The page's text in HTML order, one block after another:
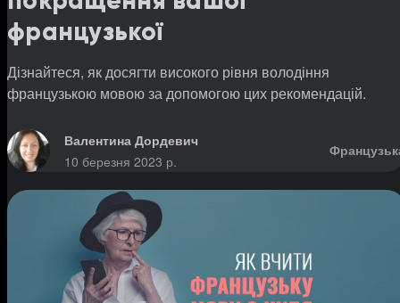
французької
Дізнайтеся, як досягти високого рівня володіння
французькою мовою за допомогою цих рекомендацій.
Валентина Дордевич
10 березня 2023 р.